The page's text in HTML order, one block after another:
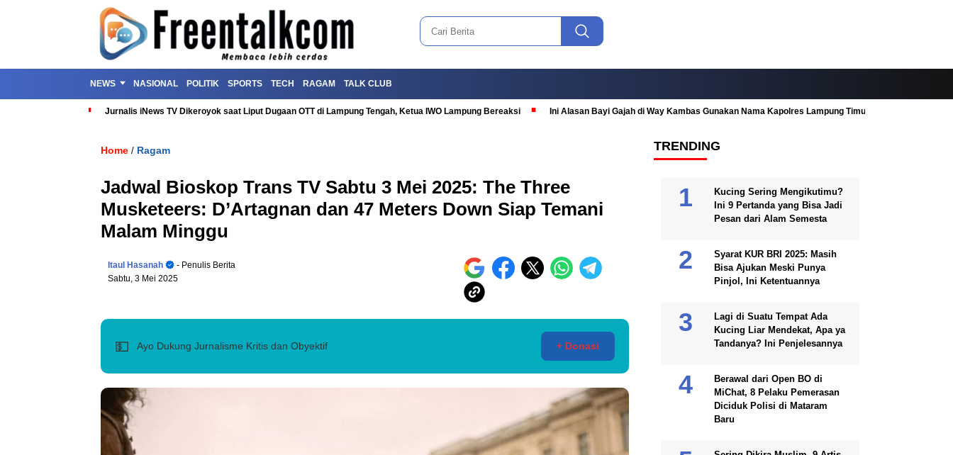
NEWS NASIONAL POLITIK SPORTS TECH RAGAM TALK CLUB
Jurnalis iNews TV Dikeroyok saat Liput Dugaan OTT di Lampung Tengah, Ketua IWO Lampung Bereaksi Ini Alasan Bayi Gajah di Way Kambas Gunakan Nama Kapolres Lampung Timur
Home / Ragam
Jadwal Bioskop Trans TV Sabtu 3 Mei 2025: The Three
Musketeers: D’Artagnan dan 47 Meters Down Siap Temani
Malam Minggu
Itaul Hasanah
- Penulis Berita
Sabtu, 3 Mei 2025
💵 Ayo Dukung Jurnalisme Kritis dan Obyektif + Donasi
TRENDING
Kucing Sering Mengikutimu?
Ini 9 Pertanda yang Bisa Jadi
Pesan dari Alam Semesta
Syarat KUR BRI 2025: Masih
Bisa Ajukan Meski Punya
Pinjol, Ini Ketentuannya
Lagi di Suatu Tempat Ada
Kucing Liar Mendekat, Apa ya
Tandanya? Ini Penjelesannya
Berawal dari Open BO di
MiChat, 8 Pelaku Pemerasan
Diciduk Polisi di Mataram
Baru